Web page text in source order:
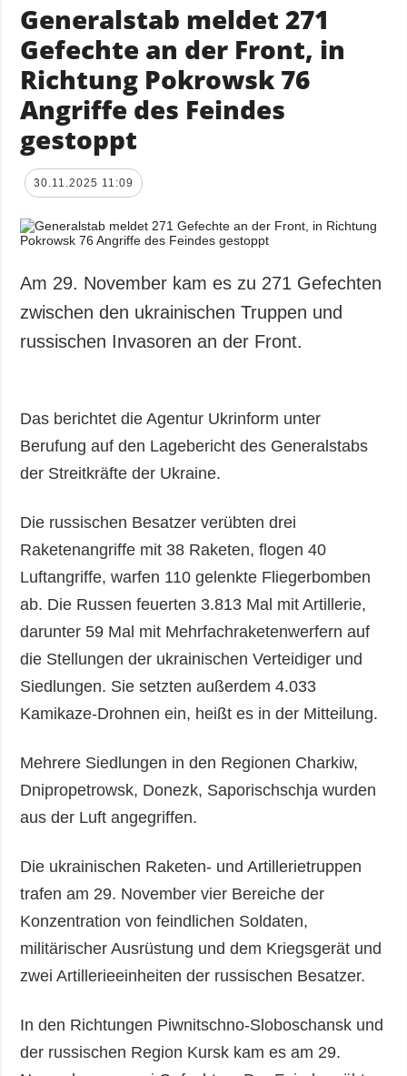
Generalstab meldet 271
Gefechte an der Front, in
Richtung Pokrowsk 76
Angriffe des Feindes
gestoppt
30.11.2025 11:09
Am 29. November kam es zu 271 Gefechten
zwischen den ukrainischen Truppen und
russischen Invasoren an der Front.
Das berichtet die Agentur Ukrinform unter
Berufung auf den Lagebericht des Generalstabs
der Streitkräfte der Ukraine.
Die russischen Besatzer verübten drei
Raketenangriffe mit 38 Raketen, flogen 40
Luftangriffe, warfen 110 gelenkte Fliegerbomben
ab. Die Russen feuerten 3.813 Mal mit Artillerie,
darunter 59 Mal mit Mehrfachraketenwerfern auf
die Stellungen der ukrainischen Verteidiger und
Siedlungen. Sie setzten außerdem 4.033
Kamikaze-Drohnen ein, heißt es in der Mitteilung.
Mehrere Siedlungen in den Regionen Charkiw,
Dnipropetrowsk, Donezk, Saporischschja wurden
aus der Luft angegriffen.
Die ukrainischen Raketen- und Artillerietruppen
trafen am 29. November vier Bereiche der
Konzentration von feindlichen Soldaten,
militärischer Ausrüstung und dem Kriegsgerät und
zwei Artillerieeinheiten der russischen Besatzer.
In den Richtungen Piwnitschno-Sloboschansk und
der russischen Region Kursk kam es am 29.